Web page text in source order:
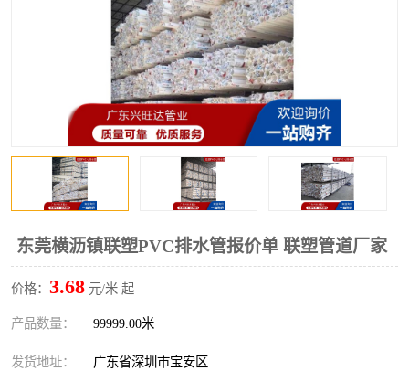
东莞横沥镇联塑PVC排水管报价单 联塑管道厂家
价格： 3.68 元/米 起
产品数量： 99999.00米
发货地址： 广东省深圳市宝安区
联塑家装红蓝线管